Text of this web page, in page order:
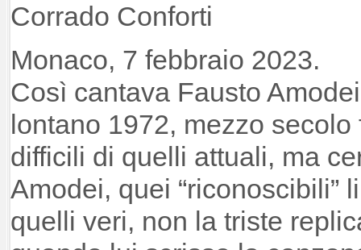
Corrado Conforti
Monaco, 7 febbraio 2023.
Così cantava Fausto
lontano 1972, mezzo
difficili di quelli attuali, ma
Amodei, quei “riconoscibili”
quelli veri, non la triste